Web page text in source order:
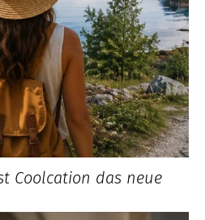
Coolcation das neue